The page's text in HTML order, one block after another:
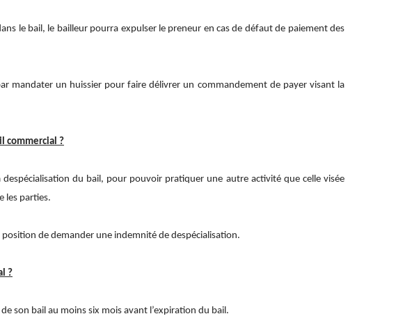
le bail, le bailleur pourra expulser le preneur en cas de défaut de paiement des
mandater un huissier pour faire délivrer un commandement de payer visant la
commercial ?
du bail, pour pouvoir pratiquer une autre activité que celle visée
les parties.
de demander une indemnité de despécialisation.
?
son bail au moins six mois avant l’expiration du bail.